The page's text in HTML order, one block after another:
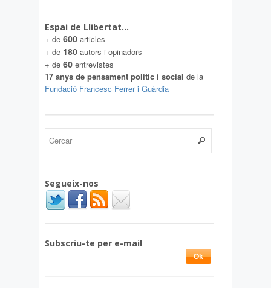
Espai de Llibertat…
+ de 600 articles
+ de 180 autors i opinadors
+ de 60 entrevistes
17 anys de pensament polític i social de la
Fundació Francesc Ferrer i Guàrdia
Segueix-nos
Subscriu-te per e-mail